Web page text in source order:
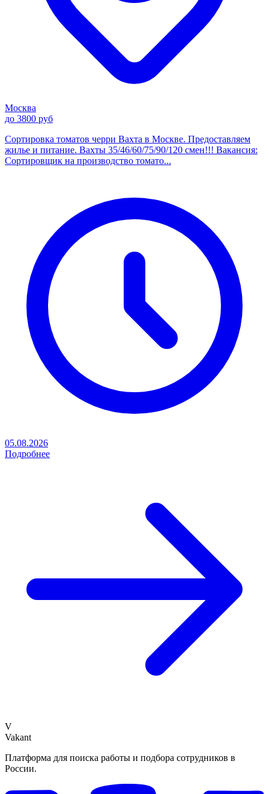
Москва
до 3800 руб
Сортировка томатов черри Вахта в Москве. Предоставляем
жилье и питание. Вахты 35/46/60/75/90/120 смен!!! Вакансия:
Сортировщик на производство томато...
05.08.2026
Подробнее
V
Vakant
Платформа для поиска работы и подбора сотрудников в
России.